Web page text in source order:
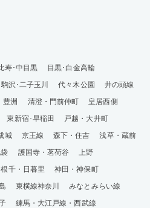
寿･中目黒
目黒･白金高輪
駒沢･二子玉川 代々木公園
井の頭線
豊洲 清澄・門前仲町
皇居西側
東新宿･早稲田
戸越・大井町
城 京王線 森下・住吉
浅草・蔵前
護国寺・茗荷谷
上野
千・日暮里
神田・神保町
東横線神奈川
みなとみらい線
練馬・大江戸線・西武線